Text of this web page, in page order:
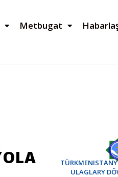
Metbugat
ULAGLARY